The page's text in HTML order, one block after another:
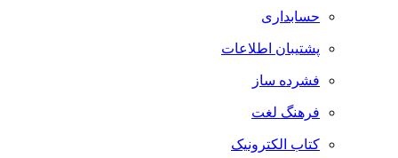
حسابداری
پشتیبان اطلاعات
فشرده ساز
فرهنگ لغت
کتاب الکترونیک